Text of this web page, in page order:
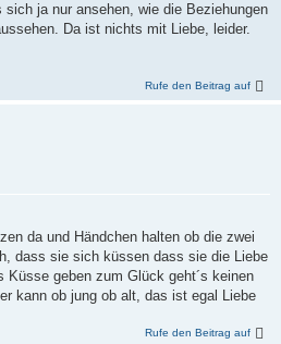
ja nur ansehen, wie die Beziehungen
Da ist nichts mit Liebe, leider.
Rufe den Beitrag auf
da und Händchen halten ob die zwei
dass sie sich küssen dass sie die Liebe
geben zum Glück geht´s keinen
kann ob jung ob alt, das ist egal Liebe
Rufe den Beitrag auf